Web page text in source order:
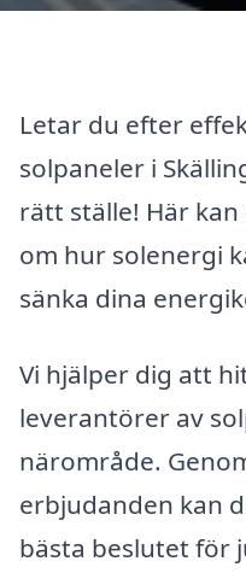
Letar du efter
solpaneler i
rätt ställe! Här
om hur solenergi
sänka dina
Vi hjälper dig att
leverantörer av
närområde.
erbjudanden kan
bästa beslutet för